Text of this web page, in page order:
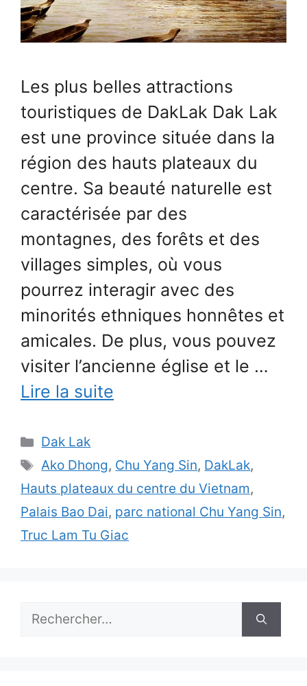
Les plus belles attractions
touristiques de DakLak Dak Lak
est une province située dans la
région des hauts plateaux du
centre. Sa beauté naturelle est
caractérisée par des
montagnes, des forêts et des
villages simples, où vous
pourrez interagir avec des
minorités ethniques honnêtes et
amicales. De plus, vous pouvez
visiter l’ancienne église et le …
Lire la suite
Catégories
Dak Lak
Étiquettes
Ako Dhong, Chu Yang Sin, DakLak,
Hauts plateaux du centre du Vietnam,
Palais Bao Dai, parc national Chu Yang Sin,
Truc Lam Tu Giac
Rechercher :